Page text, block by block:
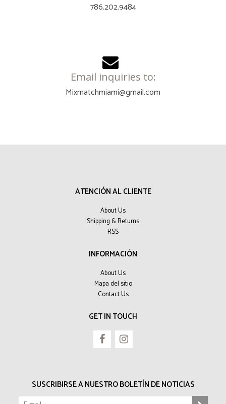
786.202.9484
Email inquiries to:
Mixmatchmiami@gmail.com
ATENCIÓN AL CLIENTE
About Us
Shipping & Returns
RSS
INFORMACIÓN
About Us
Mapa del sitio
Contact Us
GET IN TOUCH
SUSCRIBIRSE A NUESTRO BOLETÍN DE NOTICIAS